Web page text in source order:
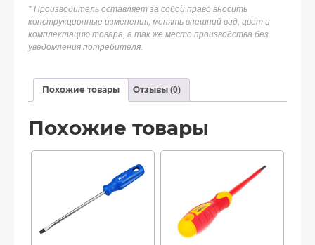
* Производитель оставляет за собой право вносить
конструкционные изменения, менять внешний вид, цвет и
комплектацию товара, а так же место производства без
уведомления потребителя.
Похожие товары Отзывы (0)
Похожие товары